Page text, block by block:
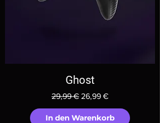
Ghost
Standardpreis
29,99 € Sale-Preis
26,99 €
In den Warenkorb